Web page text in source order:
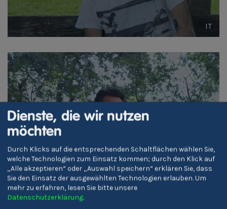
IT
Alessio Posar
Autor/-in bzw. Schriftsteller/-in
IT
Dienste, die wir nutzen
möchten
Durch Klicks auf die entsprechenden Schaltflächen wählen Sie,
welche Technologien zum Einsatz kommen; durch den Klick auf
„Alle akzeptieren“ oder „Auswahl speichern“ erklären Sie, dass
Sie den Einsatz der ausgewählten Technologien erlauben.Um
mehr zu erfahren, lesen Sie bitte unsere
Datenschutzerklärung.